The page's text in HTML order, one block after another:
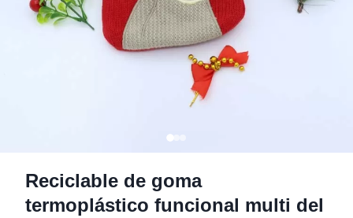
Reciclable de goma
termoplástico funcional multi del